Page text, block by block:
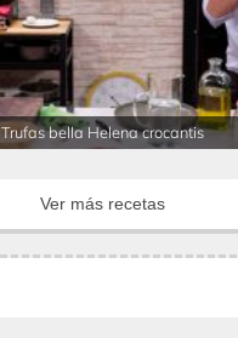
Trufas bella Helena crocantis
Ver más recetas